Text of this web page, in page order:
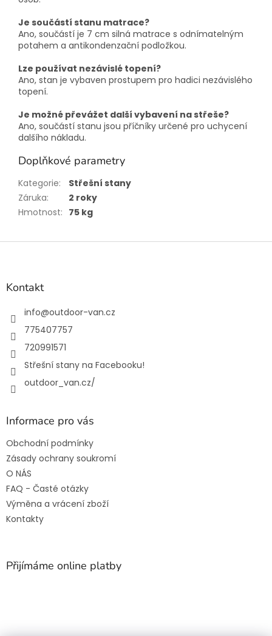
Je součástí stanu matrace?
Ano, součástí je 7 cm silná matrace s odnímatelným
potahem a antikondenzační podložkou.
Lze používat nezávislé topení?
Ano, stan je vybaven prostupem pro hadici nezávislého
topení.
Je možné převážet další vybavení na střeše?
Ano, součástí stanu jsou příčníky určené pro uchycení
dalšího nákladu.
Doplňkové parametry
Kategorie:
Střešní stany
Záruka:
2 roky
Hmotnost: 75 kg
Z
Kontakt
info@outdoor-van.cz
775407757
720991571
Střešní stany na Facebooku!
outdoor_van.cz/
Informace pro vás
Obchodní podmínky
Zásady ochrany soukromí
O NÁS
FAQ - Časté otázky
Výměna a vrácení zboží
Kontakty
Přijímáme online platby